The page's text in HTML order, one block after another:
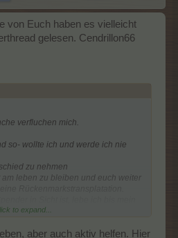
von Euch haben es vielleicht
gelesen. Cendrillon66
verfluchen mich.
so- wollte ich und werde ich nie
zu nehmen
leben zu bleiben und euch weiter
to expand...
aber auch aktiv helfen. Hier